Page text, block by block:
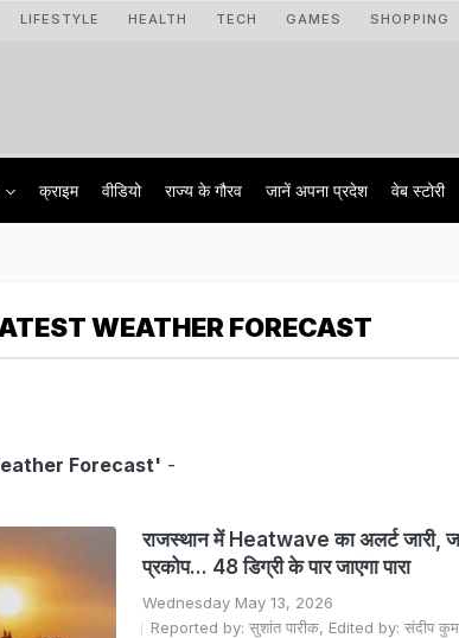
LIFESTYLE HEALTH TECH GAMES SHOPPING
क्राइम वीडियो राज्‍य के गौरव जानें अपना प्रदेश वेब स्टोरी
WEATHER FORECAST
Forecast' -
राजस्थान में Heatwave का अलर्ट जारी,
प्रकोप... 48 डिग्री के पार जाएगा पारा
Wednesday May 13, 2026
Reported by: सुशांत पारीक, Edited by: संदीप